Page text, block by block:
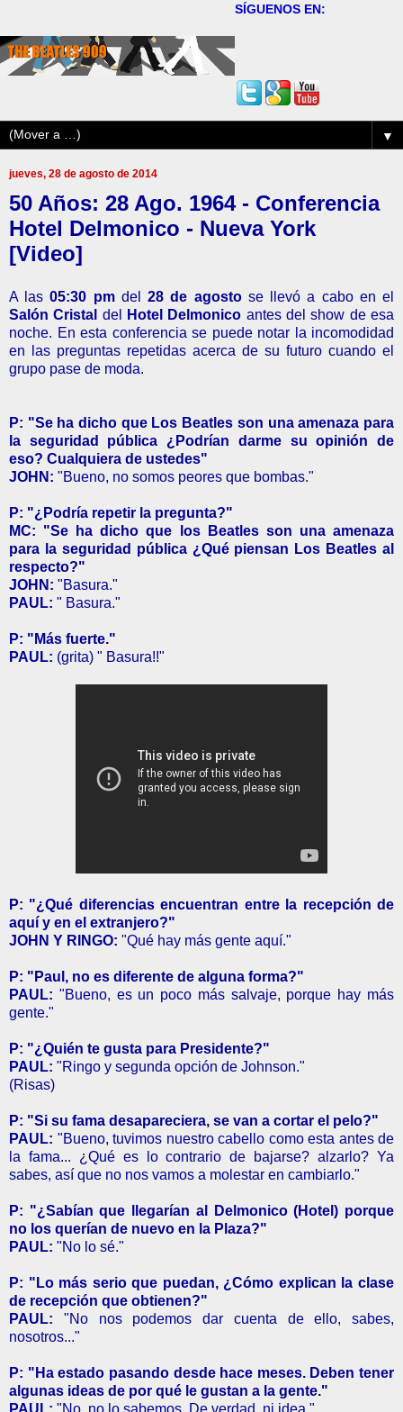
SÍGUENOS EN:
▼
jueves, 28 de agosto de 2014
50 Años: 28 Ago. 1964 - Conferencia
Hotel Delmonico - Nueva York
[Video]
A las05:30 pm del28 de agosto se llevó a cabo en el
Salón Cristal del Hotel Delmonico antes del show de esa
noche. En esta conferencia se puede notar la incomodidad
en las preguntas repetidas acerca de su futuro cuando el
grupo pase de moda.
P: "Se ha dicho que Los Beatles son una amenaza para
la seguridad pública ¿Podrían darme su opinión de
eso? Cualquiera de ustedes"
JOHN: "Bueno, no somos peores que bombas."
P: "¿Podría repetir la pregunta?"
MC: "Se ha dicho que los Beatles son una amenaza
para la seguridad pública ¿Qué piensan Los Beatles al
respecto?"
JOHN: "Basura."
PAUL: " Basura."
P: "Más fuerte."
PAUL: (grita) " Basura!!"
P: "¿Qué diferencias encuentran entre la recepción de
aquí y en el extranjero?"
JOHN Y RINGO: "Qué hay más gente aquí."
P: "Paul, no es diferente de alguna forma?"
PAUL: "Bueno, es un poco más salvaje, porque hay más
gente."
P: "¿Quién te gusta para Presidente?"
PAUL: "Ringo y segunda opción de Johnson."
(Risas)
P: "Si su fama desapareciera, se van a cortar el pelo?"
PAUL: "Bueno, tuvimos nuestro cabello como esta antes de
la fama... ¿Qué es lo contrario de bajarse? alzarlo? Ya
sabes, así que no nos vamos a molestar en cambiarlo."
P: "¿Sabían que llegarían al Delmonico (Hotel) porque
no los querían de nuevo en la Plaza?"
PAUL: "No lo sé."
P: "Lo más serio que puedan, ¿Cómo explican la clase
de recepción que obtienen?"
PAUL: "No nos podemos dar cuenta de ello, sabes,
nosotros..."
P: "Ha estado pasando desde hace meses. Deben tener
algunas ideas de por qué le gustan a la gente."
PAUL: "No, no lo sabemos. De verdad, ni idea.".